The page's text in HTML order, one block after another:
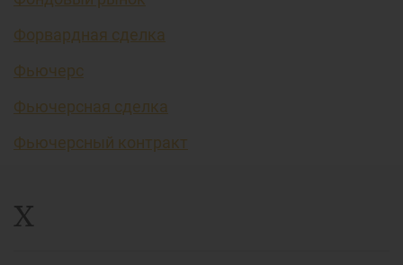
Форвардная сделка
Фьючерс
Фьючерсная сделка
Фьючерсный контракт
Х